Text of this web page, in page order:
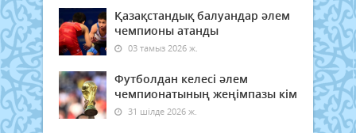
Қазақстандық балуандар әлем
чемпионы атанды
03 тамыз 2026 ж.
Футболдан келесі әлем
чемпионатының жеңімпазы кім
31 шілде 2026 ж.